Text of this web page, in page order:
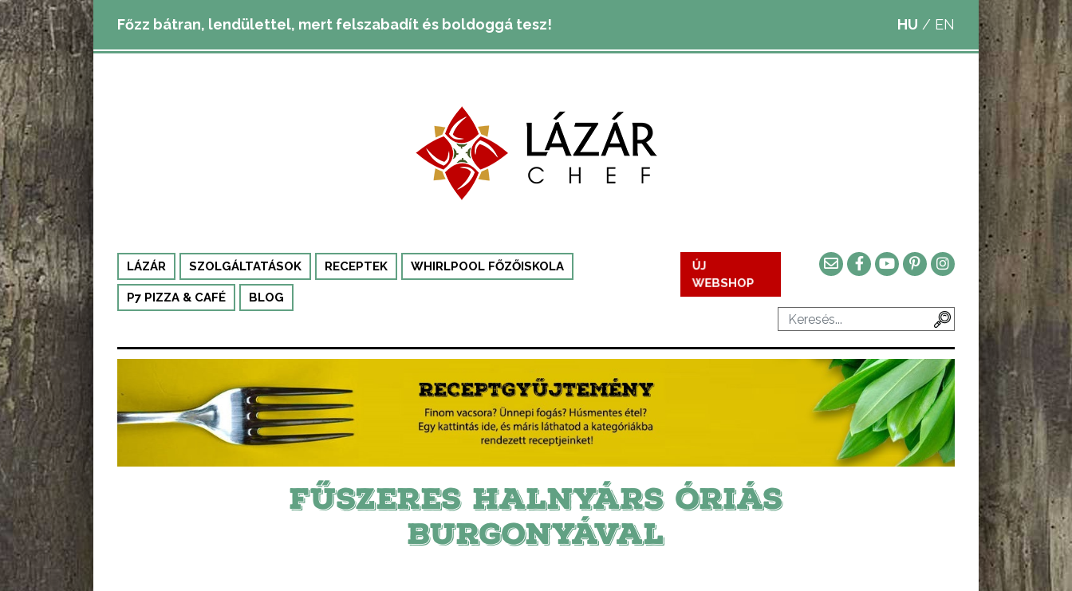
Főzz bátran, lendülettel, mert felszabadít és boldoggá tesz! HU / EN
LÁZÁR SZOLGÁLTATÁSOK RECEPTEK WHIRLPOOL FŐZŐISKOLA
P7 PIZZA & CAFÉ BLOG
ÚJ
WEBSHOP
FŰSZERES HALNYÁRS ÓRIÁS
BURGONYÁVAL